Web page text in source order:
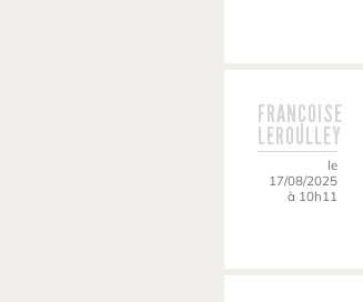
FRANÇOISE
LEROULLEY
le
17/08/2025
à 10h11